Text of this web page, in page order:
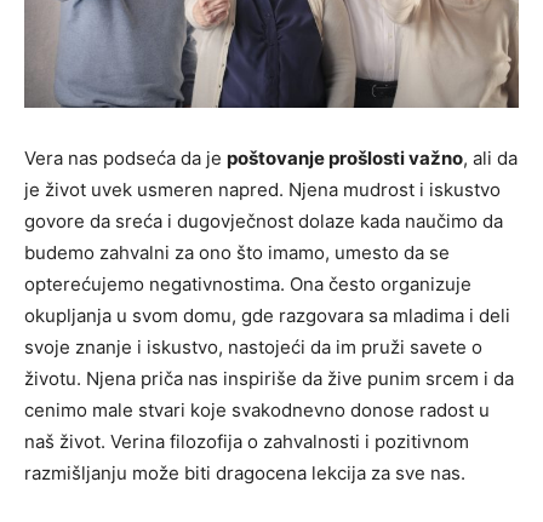
Vera nas podseća da je poštovanje prošlosti važno, ali da
je život uvek usmeren napred. Njena mudrost i iskustvo
govore da sreća i dugovječnost dolaze kada naučimo da
budemo zahvalni za ono što imamo, umesto da se
opterećujemo negativnostima. Ona često organizuje
okupljanja u svom domu, gde razgovara sa mladima i deli
svoje znanje i iskustvo, nastojeći da im pruži savete o
životu. Njena priča nas inspiriše da žive punim srcem i da
cenimo male stvari koje svakodnevno donose radost u
naš život. Verina filozofija o zahvalnosti i pozitivnom
razmišljanju može biti dragocena lekcija za sve nas.